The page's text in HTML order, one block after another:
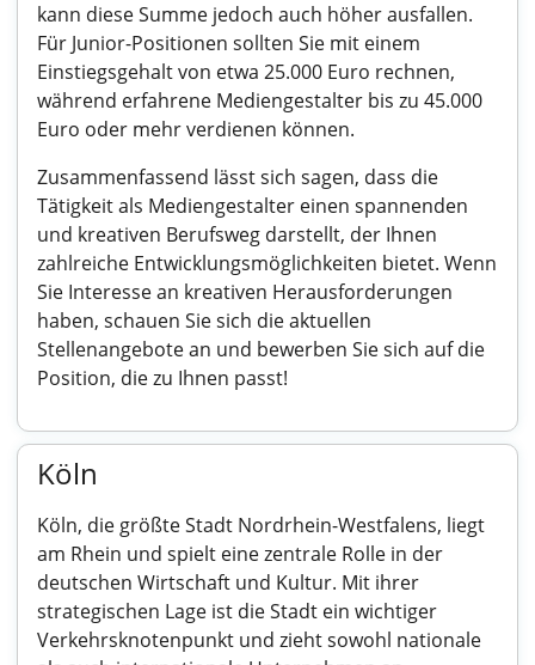
kann diese Summe jedoch auch höher ausfallen.
Für Junior-Positionen sollten Sie mit einem
Einstiegsgehalt von etwa 25.000 Euro rechnen,
während erfahrene Mediengestalter bis zu 45.000
Euro oder mehr verdienen können.
Zusammenfassend lässt sich sagen, dass die
Tätigkeit als Mediengestalter einen spannenden
und kreativen Berufsweg darstellt, der Ihnen
zahlreiche Entwicklungsmöglichkeiten bietet. Wenn
Sie Interesse an kreativen Herausforderungen
haben, schauen Sie sich die aktuellen
Stellenangebote an und bewerben Sie sich auf die
Position, die zu Ihnen passt!
Köln
Köln, die größte Stadt Nordrhein-Westfalens, liegt
am Rhein und spielt eine zentrale Rolle in der
deutschen Wirtschaft und Kultur. Mit ihrer
strategischen Lage ist die Stadt ein wichtiger
Verkehrsknotenpunkt und zieht sowohl nationale